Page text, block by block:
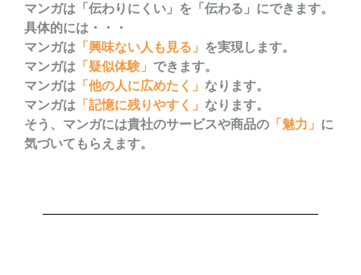
マンガは「伝わりにくい」を「伝わる」にできます。
具体的には・・・
マンガは 「興味ない人も見る」 を実現します。
マンガは 「疑似体験」 できます。
マンガは 「他の人に広めたく」 なります。
マンガは 「記憶に残りやすく」 なります。
そう、マンガには貴社のサービスや商品の 「魅力」 に
気づいてもらえます。